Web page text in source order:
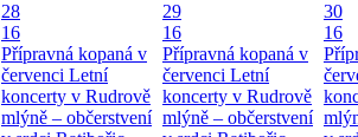
28
16
Přípravná kopaná v
červenci Letní
koncerty v Rudrově
mlýně – občerstvení
29
16
Přípravná kopaná v
červenci Letní
koncerty v Rudrově
mlýně – občerstvení
30
16